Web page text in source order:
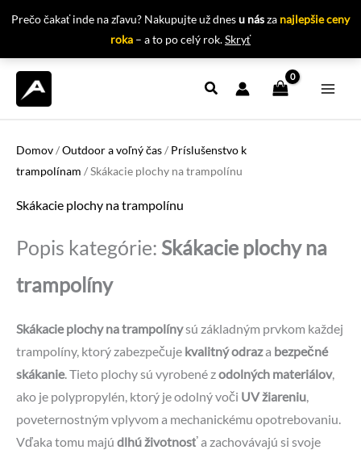
Prečo čakať inde na zľavu? Nakupujte už dnesu násza najlepšie ceny
roka – a to po celý rok.Skryť
Preskočiť
Domov/Outdoor a voľný čas/ Príslušenstvo k
trampolínam / Skákacie plochy na trampolínu
Skákacie plochy na trampolínu
Popis kategórie: Skákacie plochy na
trampolíny
Skákacie plochy na trampolínysú základným prvkom každej
trampolíny, ktorý zabezpečuje kvalitný odraza bezpečné
skákanie. Tieto plochy sú vyrobené zodolných materiálov,
ako je polypropylén, ktorý je odolný voči UV žiareniu,
poveternostným vplyvom a mechanickému opotrebovaniu.
Vďaka tomu majú dlhú životnosťa zachovávajú si svoje